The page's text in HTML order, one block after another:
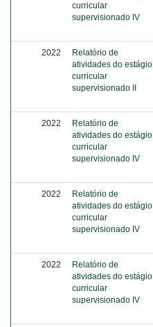
curricular
supervisionado IV
2022
Relatório de
atividades do estágio
curricular
supervisionado II
2022
Relatório de
atividades do estágio
curricular
supervisionado IV
2022
Relatório de
atividades do estágio
curricular
supervisionado IV
2022
Relatório de
atividades do estágio
curricular
supervisionado IV